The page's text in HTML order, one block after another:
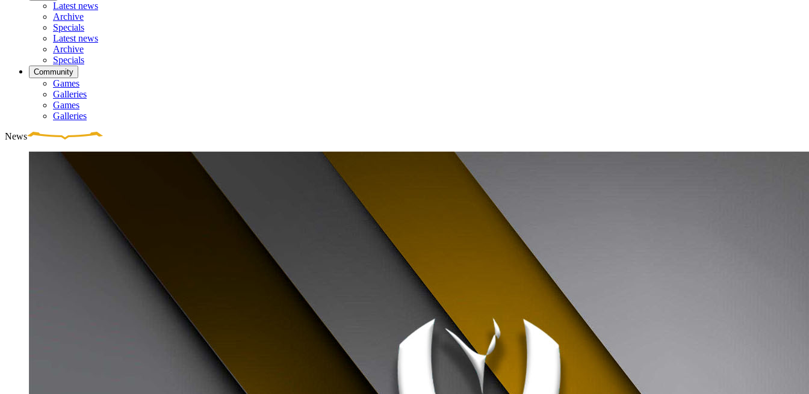
Latest news
Archive
Specials
Latest news
Archive
Specials
Community
Games
Galleries
Games
Galleries
News